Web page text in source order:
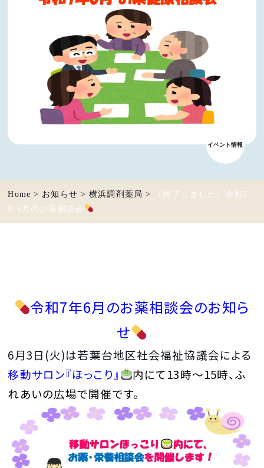
お知らせ
イベント情報
Home > お知らせ >横浜調剤薬局 >
（終了しました）令和7
年6月のお薬相談会
令和7年6月のお薬相談会のお知ら
せ
6月3日(火)は若葉台地区社会福祉協議会による
移動サロン『ほっこり』
内にて13時～15時、ふ
れあいの広場で開催です。